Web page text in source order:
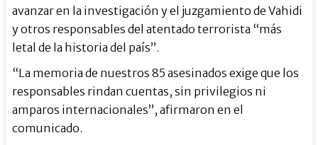
avanzar en la investigación y el juzgamiento de Vahidi
y otros responsables del atentado terrorista “más
letal de la historia del país”.
“La memoria de nuestros 85 asesinados exige que los
responsables rindan cuentas, sin privilegios ni
amparos internacionales”, afirmaron en el
comunicado.